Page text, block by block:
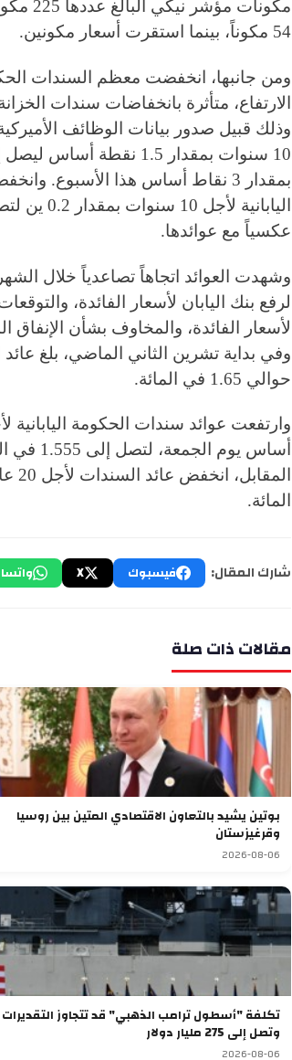
54 مكوناً، بينما استقرت أسعار مكونين.
ومن جانبها، انخفضت معظم السندات
الارتفاع، متأثرة بانخفاضات سندات الخزانة
وذلك قبيل صدور بيانات الوظائف
بمقدار 3 نقاط أساس هذا الأسبوع.
عكسياً مع عوائدها.
وشهدت العوائد اتجاهاً تصاعدياً خلال
لرفع بنك اليابان لأسعار الفائدة،
لأسعار الفائدة، والمخاوف بشأن الإنفاق
حوالي 1.65 في المائة.
المائة.
شارك المقال: فيسبوك X
مقالات ذات صلة
بوتين يشيد بالتعاون الاقتصادي المتين بين روسيا
وقرغيزستان
2026-08-06
تكلفة "أسطول ترامب الذهبي" قد تتجاوز التقديرات
وتصل إلى 275 مليار دولار
2026-08-06